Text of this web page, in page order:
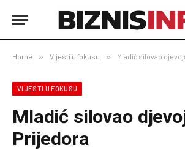
Home » Vijesti u fokusu » Mladić silovao
VIJESTI U FOKUSU
Mladić silovao
Prijedora